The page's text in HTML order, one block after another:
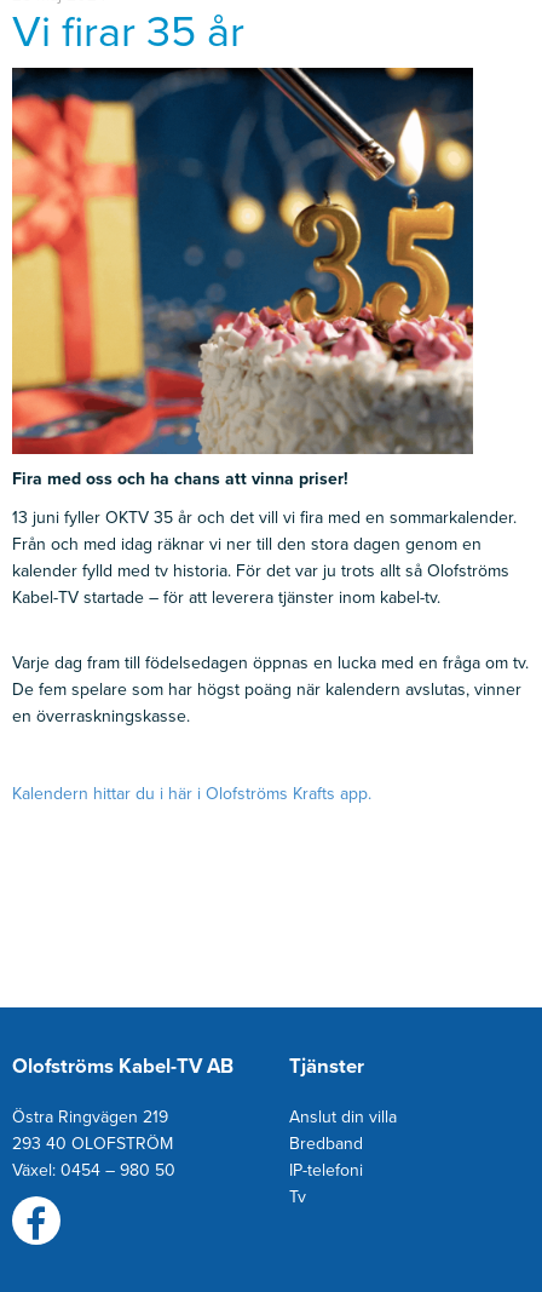
Vi firar 35 år
Fira med oss och ha chans att vinna priser!
13 juni fyller OKTV 35 år och det vill vi fira med en sommarkalender.
Från och med idag räknar vi ner till den stora dagen genom en
kalender fylld med tv historia. För det var ju trots allt så Olofströms
Kabel-TV startade – för att leverera tjänster inom kabel-tv.
Varje dag fram till födelsedagen öppnas en lucka med en fråga om tv.
De fem spelare som har högst poäng när kalendern avslutas, vinner
en överraskningskasse.
Kalendern hittar du i här i Olofströms Krafts app.
Olofströms Kabel-TV AB
Östra Ringvägen 219
293 40 OLOFSTRÖM
Växel: 0454 – 980 50
Tjänster
Anslut din villa
Bredband
IP-telefoni
Tv